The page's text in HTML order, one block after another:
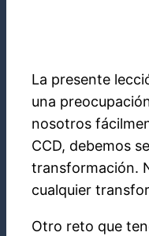
La presente
una
nosotros
CCD, debemos
transformación.
cualquier
Otro reto que